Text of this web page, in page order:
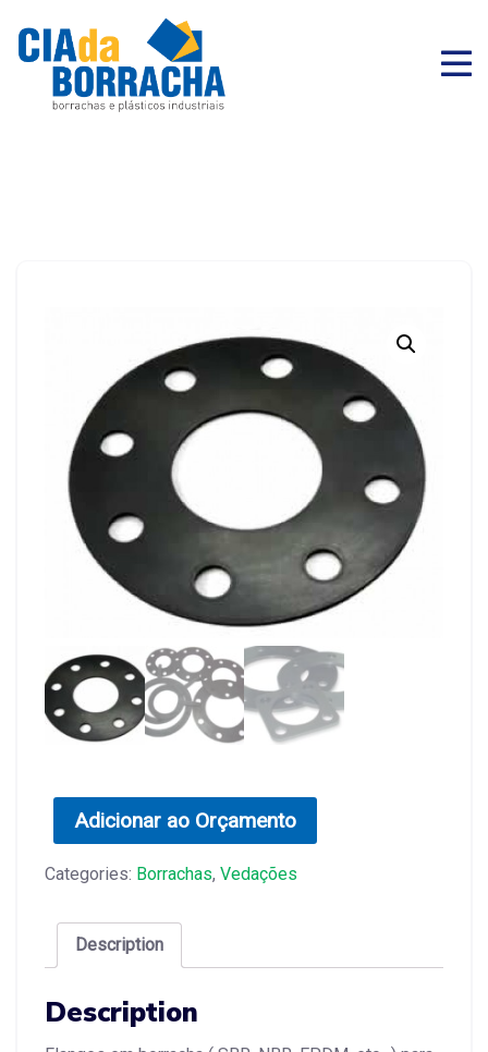
Adicionar ao Orçamento
Categories: Borrachas, Vedações
Description
Description